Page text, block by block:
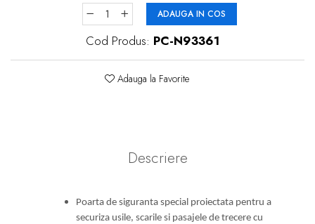
ADAUGA IN COS
Cod Produs: PC-N93361
Adauga la Favorite
Descriere
Poarta de siguranta special proiectata pentru a
securiza usile, scarile si pasajele de trecere cu